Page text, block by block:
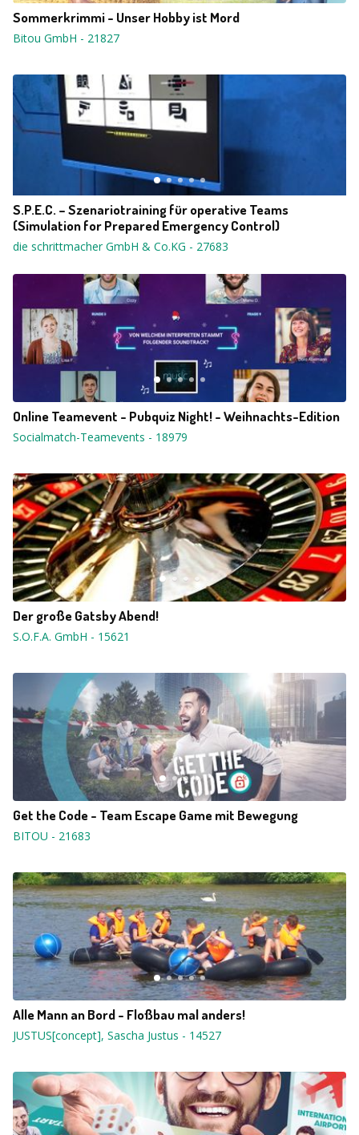
Sommerkrimmi - Unser Hobby ist Mord
Bitou GmbH - 21827
S.P.E.C. – Szenariotraining für operative Teams
(Simulation for Prepared Emergency Control)
die schrittmacher GmbH & Co.KG - 27683
Online Teamevent - Pubquiz Night! - Weihnachts-Edition
Socialmatch-Teamevents - 18979
Der große Gatsby Abend!
S.O.F.A. GmbH - 15621
Get the Code - Team Escape Game mit Bewegung
BITOU - 21683
Alle Mann an Bord - Floßbau mal anders!
JUSTUS[concept], Sascha Justus - 14527